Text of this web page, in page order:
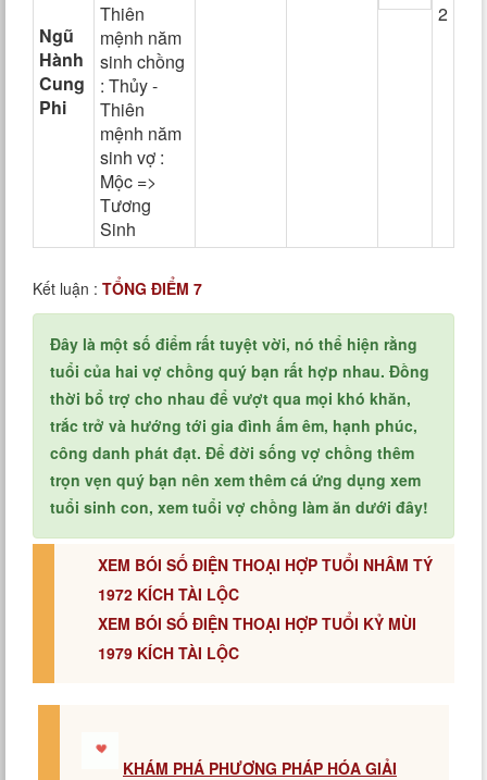
Ngũ
Hành
Cung
Phi
Thiên
mệnh năm
sinh chồng
: Thủy -
Thiên
mệnh năm
sinh vợ :
Mộc =>
Tương
Sinh
2
Kết luận : TỔNG ĐIỂM 7
Đây là một số điểm rất tuyệt vời, nó thể hiện rằng
tuổi của hai vợ chồng quý bạn rất hợp nhau. Đồng
thời bổ trợ cho nhau để vượt qua mọi khó khăn,
trắc trở và hướng tới gia đình ấm êm, hạnh phúc,
công danh phát đạt. Để đời sống vợ chồng thêm
trọn vẹn quý bạn nên xem thêm cá ứng dụng xem
tuổi sinh con, xem tuổi vợ chồng làm ăn dưới đây!
XEM BÓI SỐ ĐIỆN THOẠI HỢP TUỔI NHÂM TÝ
1972 KÍCH TÀI LỘC
XEM BÓI SỐ ĐIỆN THOẠI HỢP TUỔI KỶ MÙI
1979 KÍCH TÀI LỘC
KHÁM PHÁ PHƯƠNG PHÁP HÓA GIẢI